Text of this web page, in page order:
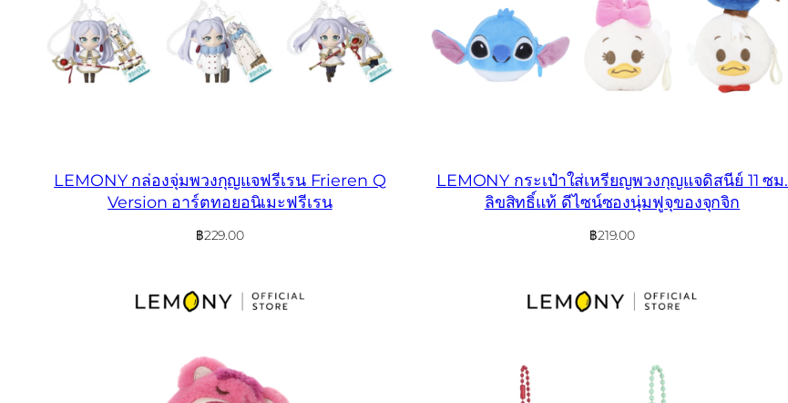
LEMONY กล่องจุ่มพวงกุญแจฟรีเรน Frieren Q
Version อาร์ตทอยอนิเมะฟรีเรน
฿229.00
LEMONY กระเป๋าใส่เหรียญพวงกุญแจดิสนีย์ 11 ซม.
ลิขสิทธิ์แท้ ดีไซน์ซองนุ่มฟูจุของจุกจิก
฿219.00